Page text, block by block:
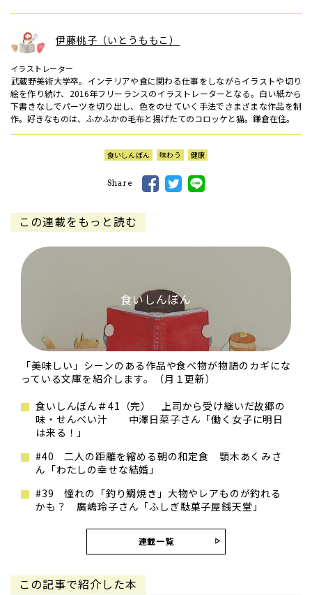
伊藤桃子（いとうももこ）
イラストレーター
武蔵野美術大学卒。インテリアや食に関わる仕事をしながらイラストや切り
絵を作り続け、2016年フリーランスのイラストレーターとなる。白い紙から
下書きなしでパーツを切り出し、色をのせていく手法でさまざまな作品を制
作。好きなものは、ふかふかの毛布と揚げたてのコロッケと猫。鎌倉在住。
食いしんぼん 味わう 健康
Share
この連載をもっと読む
食いしんぼん
「美味しい」シーンのある作品や食べ物が物語のカギにな
っている文庫を紹介します。（月１更新）
食いしんぼん＃41（完） 上司から受け継いだ故郷の
味・せんべい汁 中澤日菜子さん「働く女子に明日
は来る！」
#40 二人の距離を縮める朝の和定食 顎木あくみさ
ん「わたしの幸せな結婚」
#39 憧れの「釣り鯛焼き」大物やレアものが釣れる
かも？ 廣嶋玲子さん「ふしぎ駄菓子屋銭天堂」
連載一覧
この記事で紹介した本